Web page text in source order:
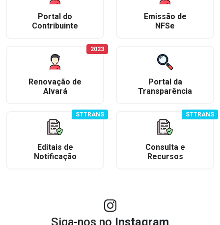
Portal do
Contribuinte
Emissão de
NFSe
Renovação de
Alvará
2023
Portal da
Transparência
Editais de
Notificação
STTRANS
Consulta e
Recursos
STTRANS
Siga-nos no Instagram